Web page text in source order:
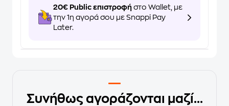
20€ Public επιστροφή στο Wallet, με
την 1η αγορά σου με Snappi Pay
Later.
Συνήθως αγοράζονται μαζί...